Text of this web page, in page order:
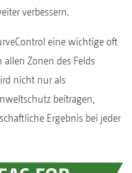
verbessern.
eine wichtige oft
Zonen des Felds
nicht nur als
beitragen,
Ergebnis bei jeder